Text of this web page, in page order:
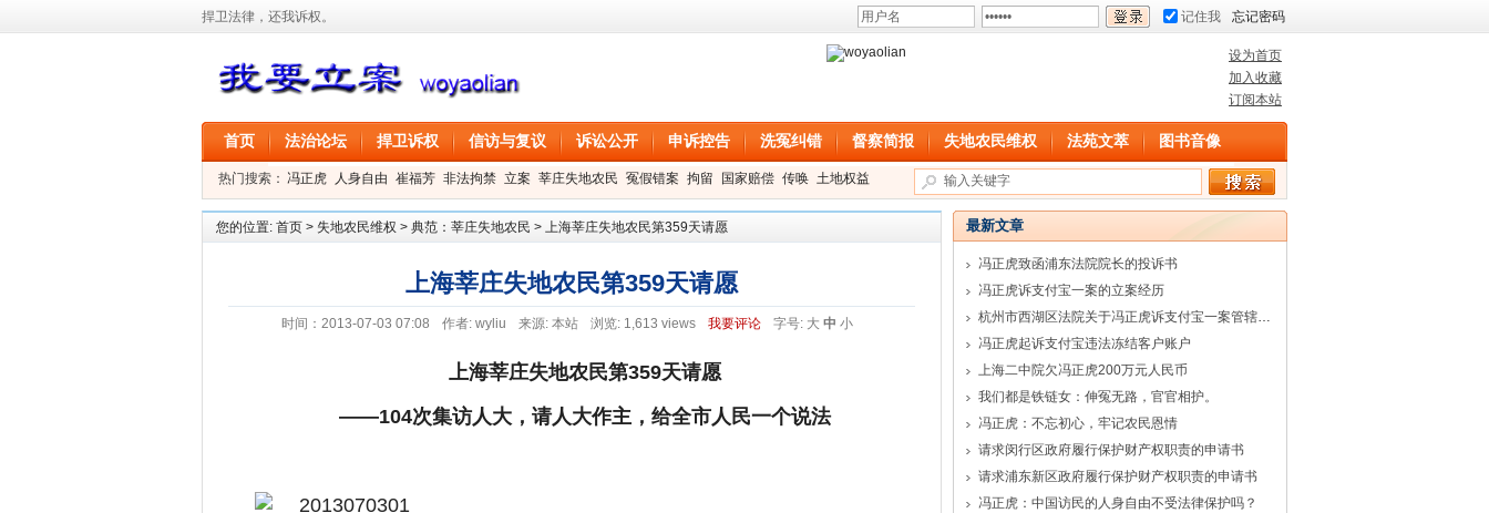
捍卫法律，还我诉权。 记住我 忘记密码
设为首页
加入收藏
订阅本站
首页 法治论坛 捍卫诉权 信访与复议 诉讼公开 申诉控告 洗冤纠错 督察简报 失地农民维权 法苑文萃 图书音像
热门搜索： 冯正虎 人身自由 崔福芳 非法拘禁 立案 莘庄失地农民 冤假错案 拘留 国家赔偿 传唤 土地权益
叶剑 刑事拘留 信息公开 叶桂香
您的位置: 首页 > 失地农民维权 > 典范：莘庄失地农民 > 上海莘庄失地农民第359天请愿
上海莘庄失地农民第359天请愿
时间：2013-07-03 07:08 作者: wyliu 来源: 本站 浏览: 1,613 views 我要评论 字号: 大 中 小
上海莘庄失地农民第359天请愿
——104次集访人大，请人大作主，给全市人民一个说法
最新文章
冯正虎致函浦东法院院长的投诉书
冯正虎诉支付宝一案的立案经历
杭州市西湖区法院关于冯正虎诉支付宝一案管辖权的回复
冯正虎起诉支付宝违法冻结客户账户
上海二中院欠冯正虎200万元人民币
我们都是铁链女：伸冤无路，官官相护。
冯正虎：不忘初心，牢记农民恩情
请求闵行区政府履行保护财产权职责的申请书
请求浦东新区政府履行保护财产权职责的申请书
冯正虎：中国访民的人身自由不受法律保护吗？